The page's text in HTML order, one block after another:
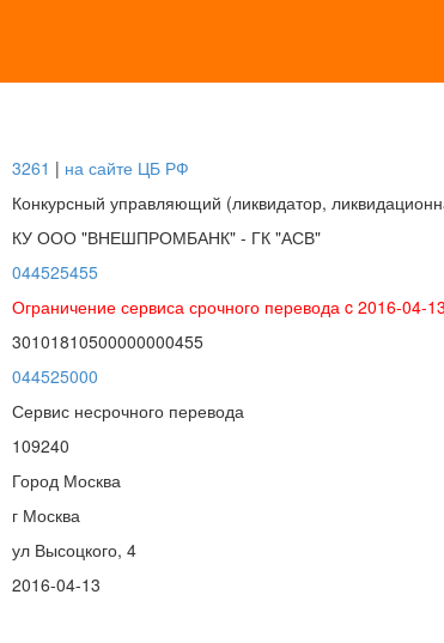
3261 | на сайте ЦБ РФ
Конкурсный управляющий (ликвидатор,
КУ ООО "ВНЕШПРОМБАНК" - ГК "АСВ"
044525455
Ограничение сервиса срочного перевода c 2016-04-13
30101810500000000455
044525000
Сервис несрочного перевода
109240
Город Москва
г Москва
ул Высоцкого, 4
2016-04-13